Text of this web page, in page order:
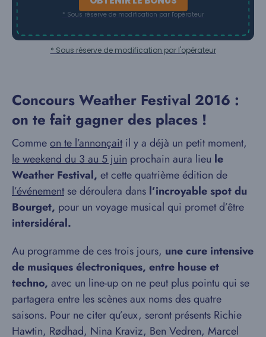
* Sous réserve de modification par l'opérateur
* Sous réserve de modification par l'opérateur
Concours Weather Festival 2016 :
on te fait gagner des places !
Commeon te l’annonçaitil y a déjà un petit moment,
le weekend du 3 au 5 juin prochain aura lieu le
Weather Festival, et cette quatrième édition de
l’événementse déroulera dans l’incroyable spot du
Bourget, pour un voyage musical qui promet d’être
intersidéral.
Au programme de ces trois jours, une cure intensive
de musiques électroniques, entre house et
techno, avec un line-up on ne peut plus pointu qui se
partagera entre les scènes aux noms des quatre
saisons. Pour ne citer qu’eux, seront présents Richie
Hawtin, Rødhad, Nina Kraviz, Ben Vedren, Marcel